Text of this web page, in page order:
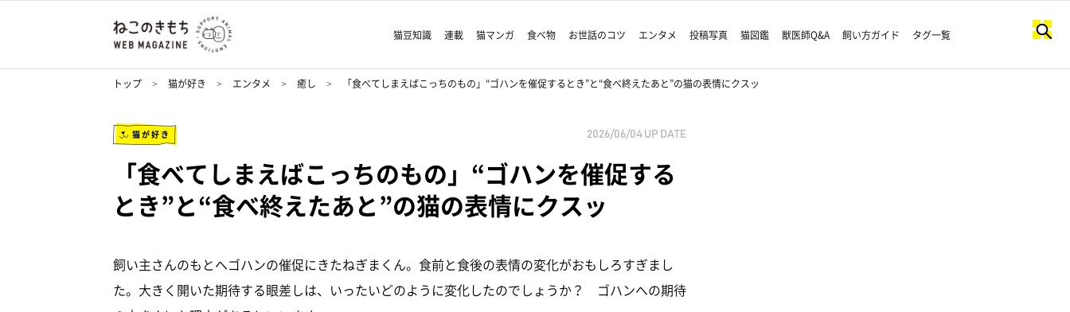
猫豆知識 連載 猫マンガ 食べ物 お世話のコツ エンタメ 投稿写真 猫図鑑 獣医師Q&A 飼い方ガイド タグ一覧
トップ 猫が好き エンタメ 癒し 「食べてしまえばこっちのもの」“ゴハンを催促するとき”と“食べ終えたあと”の猫の表情にクスッ
猫が好き 2026/06/04 UP DATE
「食べてしまえばこっちのもの」“ゴハンを催促する
とき”と“食べ終えたあと”の猫の表情にクスッ
飼い主さんのもとへゴハンの催促にきたねぎまくん。食前と食後の表情の変化がおもしろすぎまし
た。大きく開いた期待する眼差しは、いったいどのように変化したのでしょうか？ ゴハンへの期待